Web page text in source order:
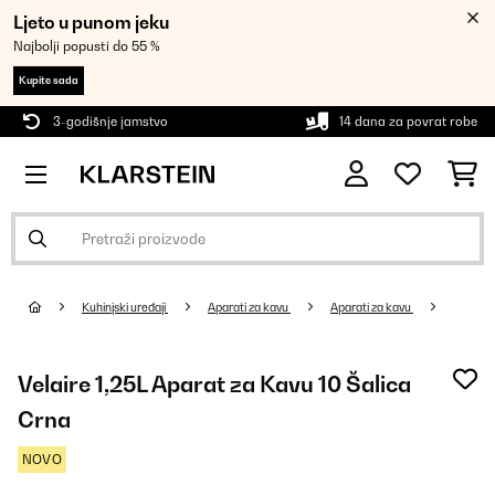
Ljeto u punom jeku
Najbolji popusti do 55 %
Kupite sada
3-godišnje jamstvo 14 dana za povrat robe
Kuhinjski uređaji Aparati za kavu Aparati za kavu
Velaire 1,25L Aparat za Kavu 10 Šalica
Crna
NOVO